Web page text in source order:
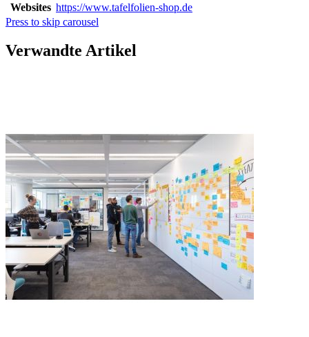
Websites https://www.tafelfolien-shop.de
Press to skip carousel
Verwandte Artikel